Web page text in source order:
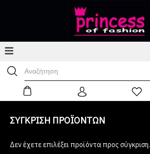
ΣΎΓΚΡΙΣΗ ΠΡΟΪΌΝΤΩΝ
Δεν έχετε επιλέξει προϊόντα προς σύγκριση.